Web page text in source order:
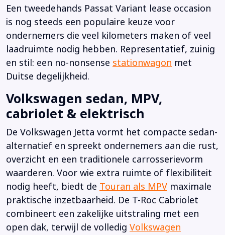
Een tweedehands Passat Variant lease occasion
is nog steeds een populaire keuze voor
ondernemers die veel kilometers maken of veel
laadruimte nodig hebben. Representatief, zuinig
en stil: een no-nonsense stationwagon met
Duitse degelijkheid.
Volkswagen sedan, MPV,
cabriolet & elektrisch
De Volkswagen Jetta vormt het compacte sedan-
alternatief en spreekt ondernemers aan die rust,
overzicht en een traditionele carrosserievorm
waarderen. Voor wie extra ruimte of flexibiliteit
nodig heeft, biedt de Touran als MPV maximale
praktische inzetbaarheid. De T-Roc Cabriolet
combineert een zakelijke uitstraling met een
open dak, terwijl de volledig Volkswagen